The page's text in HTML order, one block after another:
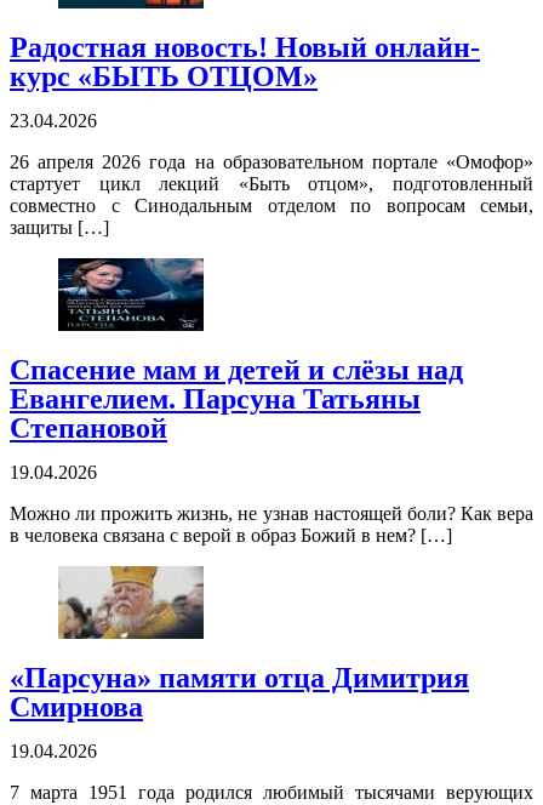
Радостная новость! Новый онлайн-
курс «БЫТЬ ОТЦОМ»
23.04.2026
26 апреля 2026 года на образовательном портале «Омофор»
стартует цикл лекций «Быть отцом», подготовленный
совместно с Синодальным отделом по вопросам семьи,
защиты […]
Спасение мам и детей и слёзы над
Евангелием. Парсуна Татьяны
Степановой
19.04.2026
Можно ли прожить жизнь, не узнав настоящей боли? Как вера
в человека связана с верой в образ Божий в нем? […]
«Парсуна» памяти отца Димитрия
Смирнова
19.04.2026
7 марта 1951 года родился любимый тысячами верующих